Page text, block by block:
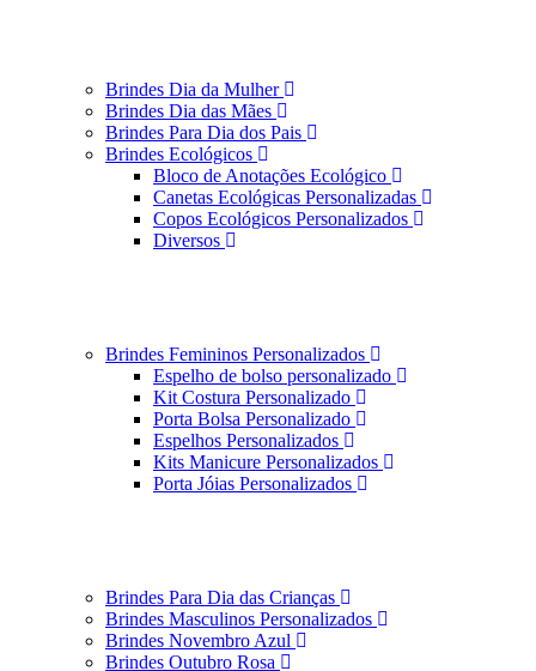
Brindes Dia da Mulher
Brindes Dia das Mães
Brindes Para Dia dos Pais
Brindes Ecológicos
Bloco de Anotações Ecológico
Canetas Ecológicas Personalizadas
Copos Ecológicos Personalizados
Diversos
Brindes Femininos Personalizados
Espelho de bolso personalizado
Kit Costura Personalizado
Porta Bolsa Personalizado
Espelhos Personalizados
Kits Manicure Personalizados
Porta Jóias Personalizados
Brindes Para Dia das Crianças
Brindes Masculinos Personalizados
Brindes Novembro Azul
Brindes Outubro Rosa